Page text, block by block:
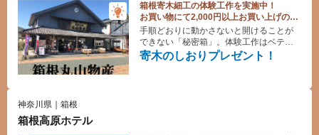
人気沸騰の美味しさを日本でもお楽しみ
ください。
箱根寄木細工の体験工作を実施中！
お買い物にて2,000円以上お買い上げの方
に寄木のしおりプレゼント！
寄木のしおりプレゼント！
手順どおりに動かさないと開けることが
できない「秘密箱」。体験工作はベテラ
ンの指導員が丁寧に説明をしますので安
心して挑戦いただけます。
神奈川県｜箱根
箱根高原ホテル